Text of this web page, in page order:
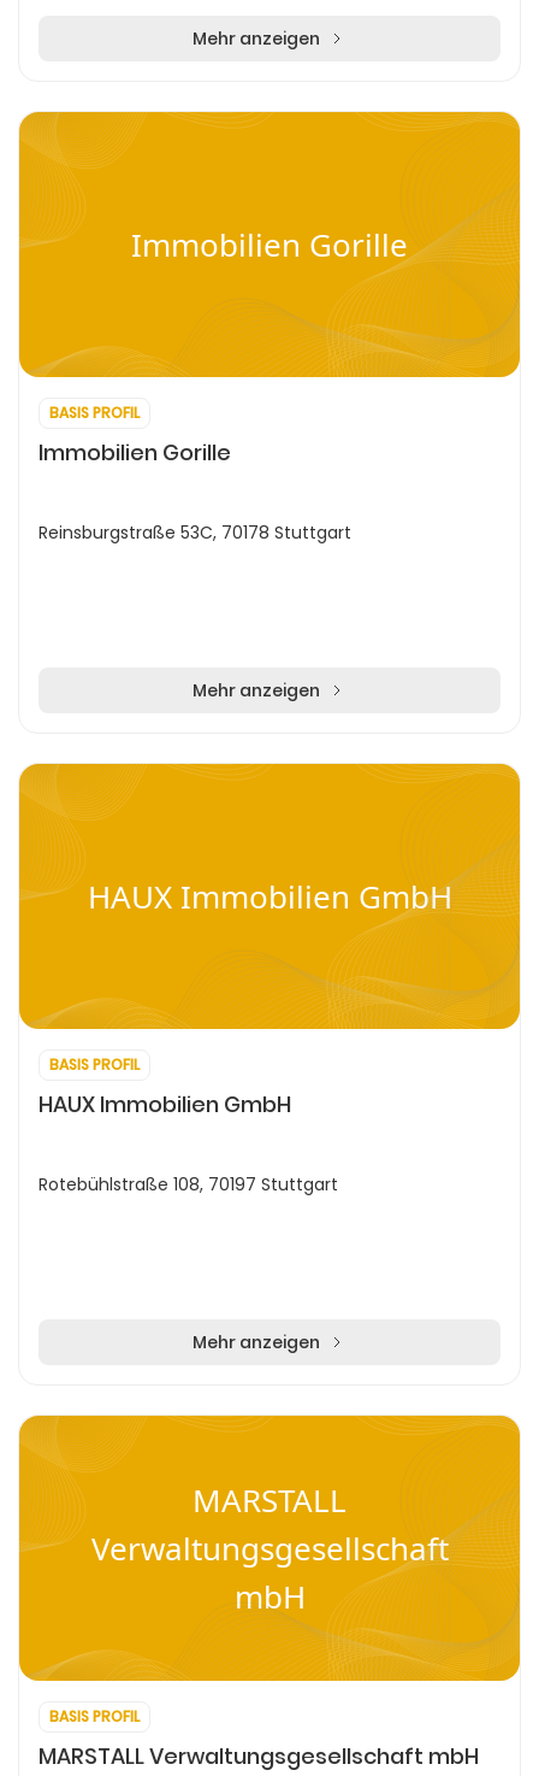
Mehr anzeigen
Immobilien Gorille
BASIS PROFIL
Immobilien Gorille
Reinsburgstraße 53C, 70178 Stuttgart
Mehr anzeigen
HAUX Immobilien GmbH
BASIS PROFIL
HAUX Immobilien GmbH
Rotebühlstraße 108, 70197 Stuttgart
Mehr anzeigen
MARSTALL
Verwaltungsgesellschaft
mbH
BASIS PROFIL
MARSTALL Verwaltungsgesellschaft mbH